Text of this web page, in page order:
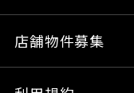
店舗物件募集